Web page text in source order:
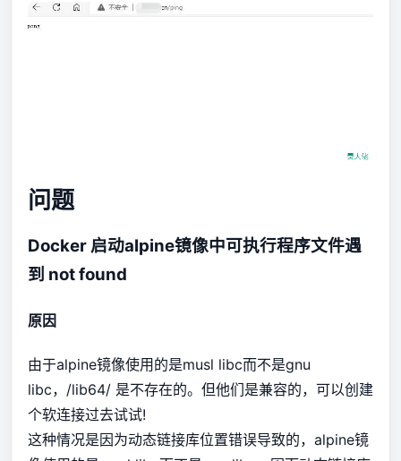
问题
Docker 启动alpine镜像中可执行程序文件遇
到 not found
原因
由于alpine镜像使用的是musl libc而不是gnu
libc，/lib64/ 是不存在的。但他们是兼容的，可以创建
个软连接过去试试!
这种情况是因为动态链接库位置错误导致的，alpine镜